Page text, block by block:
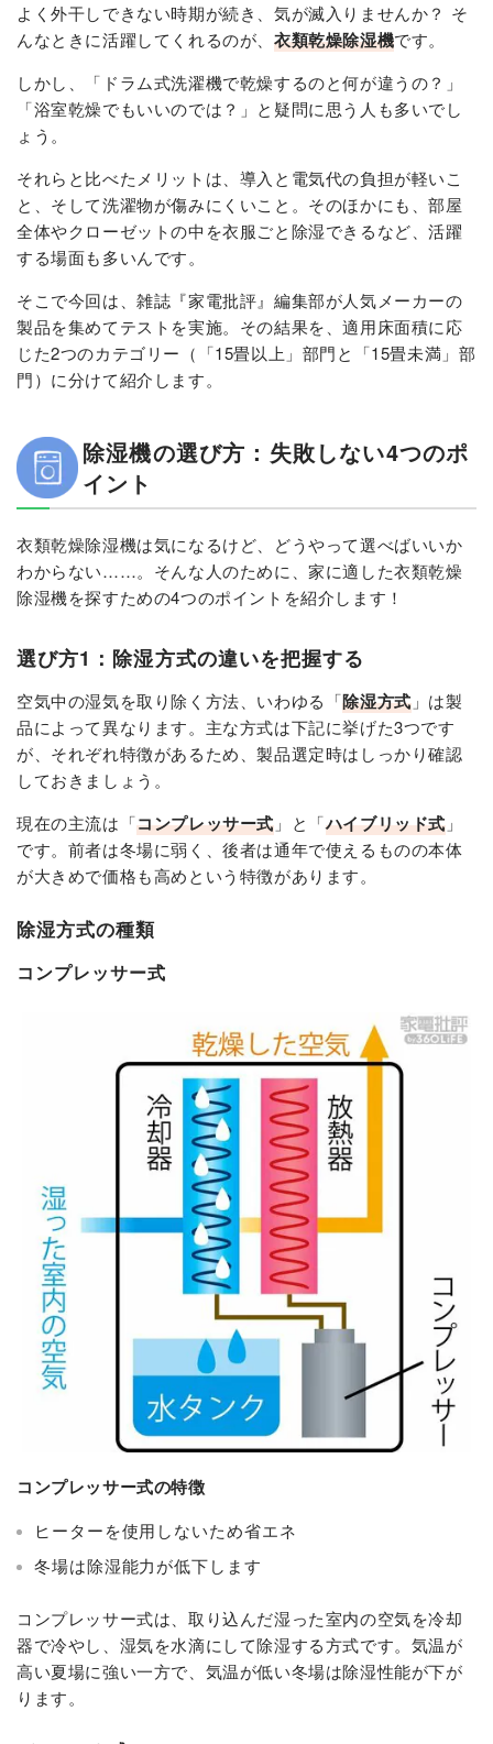
よく外干しできない時期が続き、気が滅入りませんか？ そ
んなときに活躍してくれるのが、 衣類乾燥除湿機です。
しかし、「ドラム式洗濯機で乾燥するのと何が違うの？」
「浴室乾燥でもいいのでは？」と疑問に思う人も多いでし
ょう。
それらと比べたメリットは、導入と電気代の負担が軽いこ
と、そして洗濯物が傷みにくいこと。そのほかにも、部屋
全体やクローゼットの中を衣服ごと除湿できるなど、活躍
する場面も多いんです。
そこで今回は、雑誌『家電批評』編集部が人気メーカーの
製品を集めてテストを実施。その結果を、適用床面積に応
じた2つのカテゴリー（「15畳以上」部門と「15畳未満」部
門）に分けて紹介します。
除湿機の選び方：失敗しない4つのポ
イント
衣類乾燥除湿機は気になるけど、どうやって選べばいいか
わからない……。そんな人のために、家に適した衣類乾燥
除湿機を探すための4つのポイントを紹介します！
選び方1：除湿方式の違いを把握する
空気中の湿気を取り除く方法、いわゆる「除湿方式」は製
品によって異なります。主な方式は下記に挙げた3つです
が、それぞれ特徴があるため、製品選定時はしっかり確認
しておきましょう。
現在の主流は「コンプレッサー式 」と「ハイブリッド式 」
です。前者は冬場に弱く、後者は通年で使えるものの本体
が大きめで価格も高めという特徴があります。
除湿方式の種類
コンプレッサー式
コンプレッサー式の特徴
ヒーターを使用しないため省エネ
冬場は除湿能力が低下します
コンプレッサー式は、取り込んだ湿った室内の空気を冷却
器で冷やし、湿気を水滴にして除湿する方式です。気温が
高い夏場に強い一方で、気温が低い冬場は除湿性能が下が
ります。